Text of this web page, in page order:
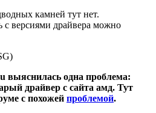
камней тут нет.
с версиями драйвера можно
выяснилась одна проблема:
драйвер с сайта амд. Тут
с похожей проблемой.